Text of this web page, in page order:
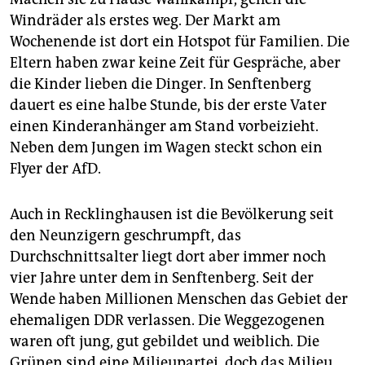
Windräder als erstes weg. Der Markt am
Wochenende ist dort ein Hotspot für Familien. Die
Eltern haben zwar keine Zeit für Gespräche, aber
die Kinder lieben die Dinger. In Senftenberg
dauert es eine halbe Stunde, bis der erste Vater
einen Kinderanhänger am Stand vorbeizieht.
Neben dem Jungen im Wagen steckt schon ein
Flyer der AfD.
Auch in Recklinghausen ist die Bevölkerung seit
den Neunzigern geschrumpft, das
Durchschnittsalter liegt dort aber immer noch
vier Jahre unter dem in Senftenberg. Seit der
Wende haben Millionen Menschen das Gebiet der
ehemaligen DDR verlassen. Die Weggezogenen
waren oft jung, gut gebildet und weiblich. Die